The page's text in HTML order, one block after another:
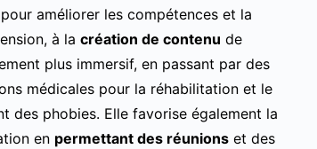
améliorer les compétences et la
à la création de contenu de
plus immersif, en passant par des
médicales pour la réhabilitation et le
des phobies. Elle favorise également la
en permettant des réunions et des